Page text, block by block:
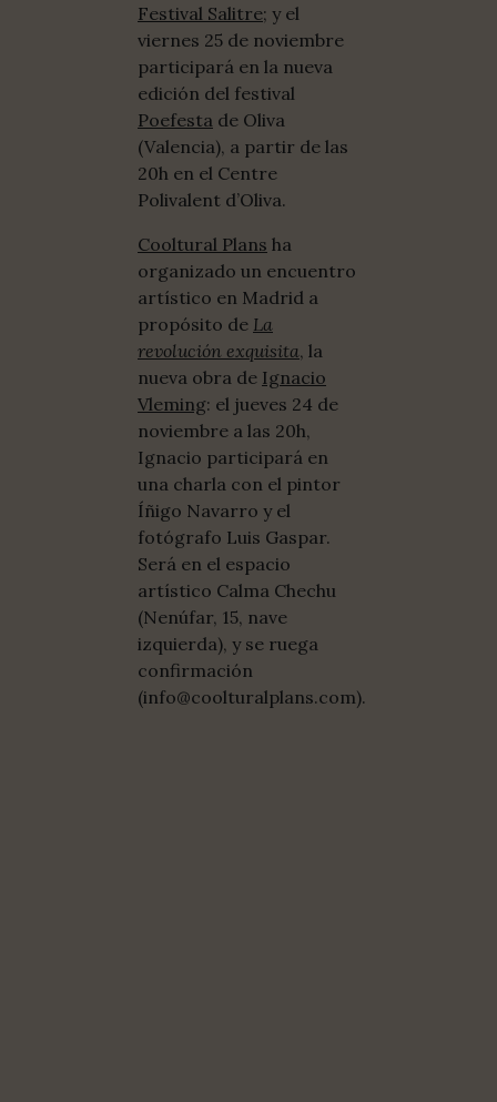
Festival Salitre; y el
viernes 25 de noviembre
participará en la nueva
edición del festival
Poefesta de Oliva
(Valencia), a partir de las
20h en el Centre
Polivalent d’Oliva.
Cooltural Plans ha
organizado un encuentro
artístico en Madrid a
propósito de La
revolución exquisita, la
nueva obra de Ignacio
Vleming: el jueves 24 de
noviembre a las 20h,
Ignacio participará en
una charla con el pintor
Íñigo Navarro y el
fotógrafo Luis Gaspar.
Será en el espacio
artístico Calma Chechu
(Nenúfar, 15, nave
izquierda), y se ruega
confirmación
(info@coolturalplans.com).